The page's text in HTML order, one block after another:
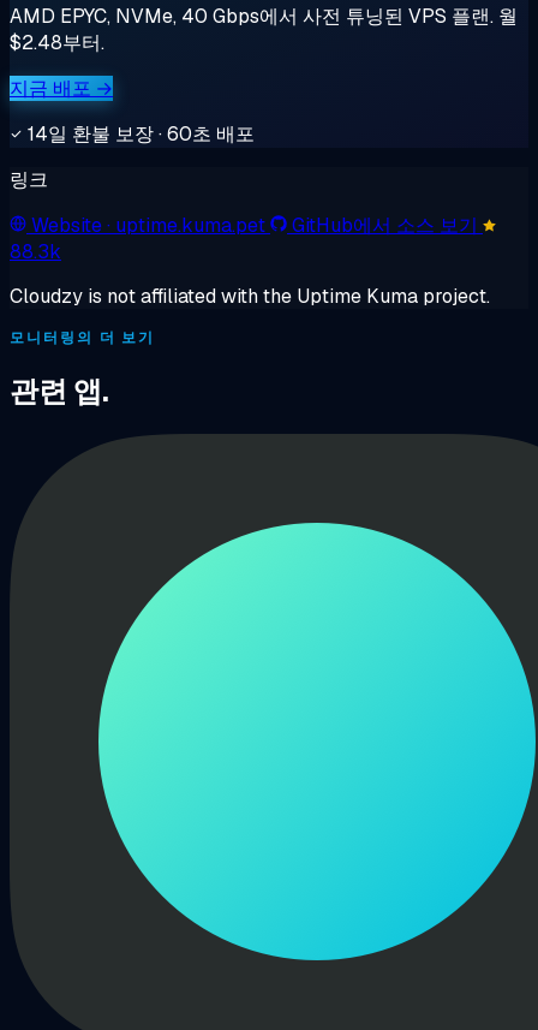
AMD EPYC, NVMe, 40 Gbps에서 사전 튜닝된 VPS 플랜. 월
$2.48부터.
지금 배포 →
14일 환불 보장 · 60초 배포
링크
Website· uptime.kuma.pet
GitHub에서 소스 보기
88.3k
Cloudzy is not affiliated with the Uptime Kuma project.
모니터링의 더 보기
관련 앱.